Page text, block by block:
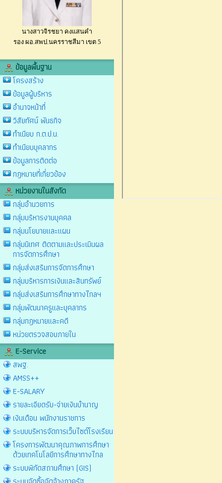
นางสาวจิรชยา คงแสนคำ
รอง ผอ.สพป.นครราชสีมา เขต 5
ข้อมูลพื้นฐาน
โครงสร้าง
ข้อมูลผู้บริหาร
อำนาจหน้าที่
วิสัยทัศน์ พันธกิจ
ทำเนียบ ก.ต.ป.น.
ทำเนียบบุคลากร
ข้อมูลการติดต่อ
กฎหมายที่เกี่ยวข้อง
หน่วยงานในสังกัด
กลุ่มอำนวยการ
กลุ่มบริหารงานบุคคล
กลุ่มนโยบายและแผน
กลุ่มนิเทศ ติดตามและประเมินผล
การจัดการศึกษา
กลุ่มส่งเสริมการจัดการศึกษา
กลุ่มบริหารการเงินและสินทรัพย์
กลุ่มส่งเสริมการศึกษาทางไกลฯ
กลุ่มพัฒนาครูและบุคลากร
กลุ่มกฎหมายและคดี
หน่วยตรวจสอบภายใน
E-Service
สพฐ.
AMSS++
E-SALARY
รายละเอียดรับ-จ่ายเงินบำนาญ
เงินเดือน พนักงานราชการ
ระบบบริหารจัดการเว็บไซต์โรงเรียน
โครงการพัฒนาคุณภาพการศึกษา
ด้วยเทคโนโลยีการศึกษาทางไกล
ระบบพิกัดสถานศึกษา (GIS)